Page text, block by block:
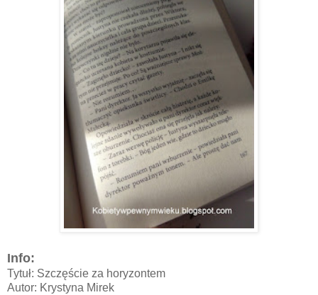
Info:
Tytuł: Szczęście za horyzontem
Autor: Krystyna Mirek